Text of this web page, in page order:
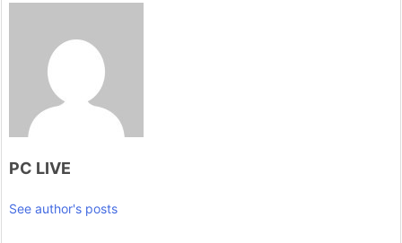
PC LIVE
See author's posts